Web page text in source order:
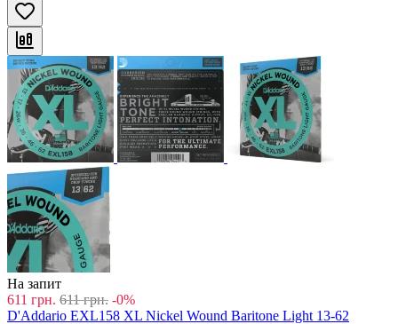
На запит
611 грн. 611 грн. -0%
D'Addario EXL158 XL Nickel Wound Baritone Light 13-62